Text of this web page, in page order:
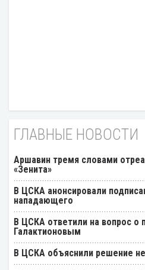
ГЛАВНЫЕ НОВОСТИ
Аршавин тремя словами
«Зенита»
В ЦСКА анонсировали
нападающего
В ЦСКА ответили на вопрос о
Галактионовым
В ЦСКА объяснили решение